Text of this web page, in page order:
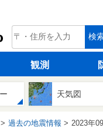
tenki.jp 検
観測
天気図
過去の地震情報 2023年